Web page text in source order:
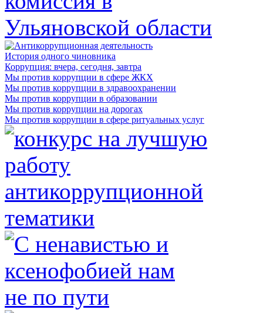
История одного чиновника
Коррупция: вчера, сегодня, завтра
Мы против коррупции в сфере ЖКХ
Мы против коррупции в здравоохранении
Мы против коррупции в образовании
Мы против коррупции на дорогах
Мы против коррупции в сфере ритуальных услуг